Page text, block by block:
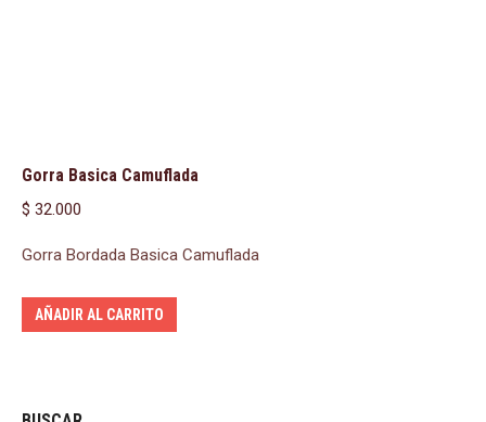
Gorra Basica Camuflada
$ 32.000
Gorra Bordada Basica Camuflada
AÑADIR AL CARRITO